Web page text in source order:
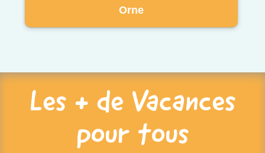
Orne
Les + de Vacances
pour tous